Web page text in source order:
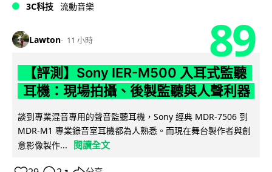
3C科技 流動音樂
Lawton 11 小時 89
【評測】Sony IER-M500 入耳式監聽
耳機：現場拍攝、後製監聽與人聲利器
談到專業混音專用的聲音監聽耳機，Sony 經典 MDR-7506 到
MDR-M1 專業錄音室耳機都為人熟悉。而現在舞台製作者與創
意影像製作...
閱讀全文